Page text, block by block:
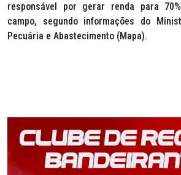
responsável por gerar renda para
campo, segundo informações do
Pecuária e Abastecimento (Mapa).